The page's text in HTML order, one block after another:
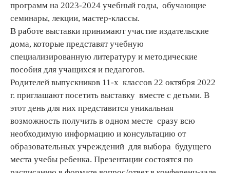
программ на 2023-2024 учебный годы, обучающие
семинары, лекции, мастер-классы.
В работе выставки принимают участие издательские
дома, которые представят учебную
специализированную литературу и методические
пособия для учащихся и педагогов.
Родителей выпускников 11-х классов 22 октября 2022
г. приглашают посетить выставку вместе с детьми. В
этот день для них представится уникальная
возможность получить в одном месте сразу всю
необходимую информацию и консультацию от
образовательных учреждений для выбора будущего
места учебы ребенка. Презентации состоятся по